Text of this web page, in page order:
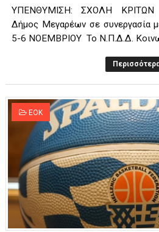
ΥΠΕΝΘΥΜΙΣΗ: ΣΧΟΛΗ ΚΡΙΤΩΝ
Δήμος Μεγαρέων σε
5-6 ΝΟΕΜΒΡΙΟΥ Το Ν.Π.Δ.Δ.
ΕΟΚ